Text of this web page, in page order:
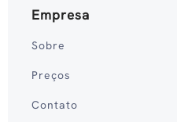
Empresa
Sobre
Preços
Contato